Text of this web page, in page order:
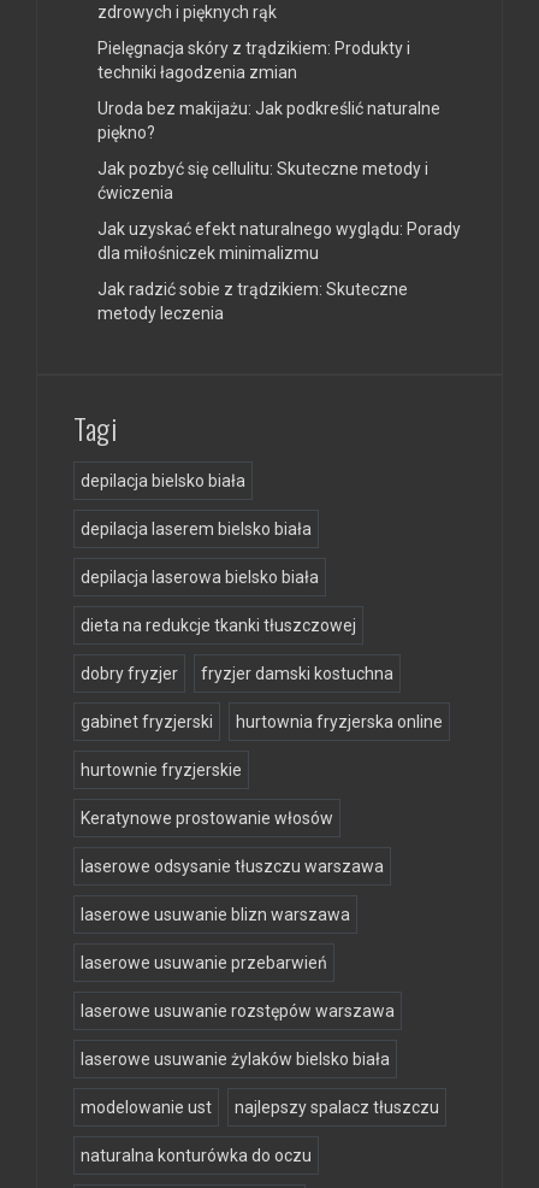
zdrowych i pięknych rąk
Pielęgnacja skóry z trądzikiem: Produkty i
techniki łagodzenia zmian
Uroda bez makijażu: Jak podkreślić naturalne
piękno?
Jak pozbyć się cellulitu: Skuteczne metody i
ćwiczenia
Jak uzyskać efekt naturalnego wyglądu: Porady
dla miłośniczek minimalizmu
Jak radzić sobie z trądzikiem: Skuteczne
metody leczenia
Tagi
depilacja bielsko biała
depilacja laserem bielsko biała
depilacja laserowa bielsko biała
dieta na redukcje tkanki tłuszczowej
dobry fryzjer fryzjer damski kostuchna
gabinet fryzjerski hurtownia fryzjerska online
hurtownie fryzjerskie
Keratynowe prostowanie włosów
laserowe odsysanie tłuszczu warszawa
laserowe usuwanie blizn warszawa
laserowe usuwanie przebarwień
laserowe usuwanie rozstępów warszawa
laserowe usuwanie żylaków bielsko biała
modelowanie ust najlepszy spalacz tłuszczu
naturalna konturówka do oczu